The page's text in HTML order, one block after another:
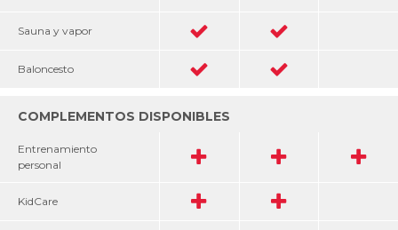
Sauna y vapor
Baloncesto
COMPLEMENTOS DISPONIBLES
Entrenamiento
personal
KidCare